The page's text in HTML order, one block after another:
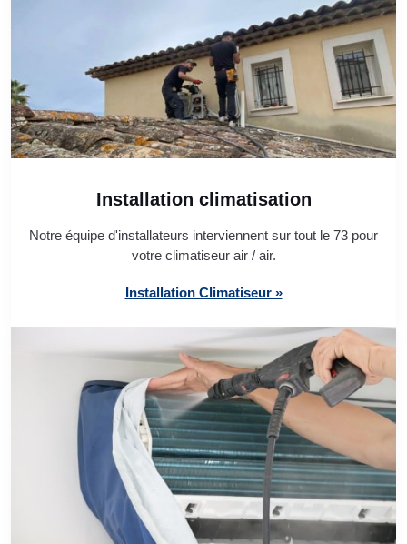
Installation climatisation
Notre équipe d'installateurs interviennent sur tout le 73 pour
votre climatiseur air / air.
Installation Climatiseur »